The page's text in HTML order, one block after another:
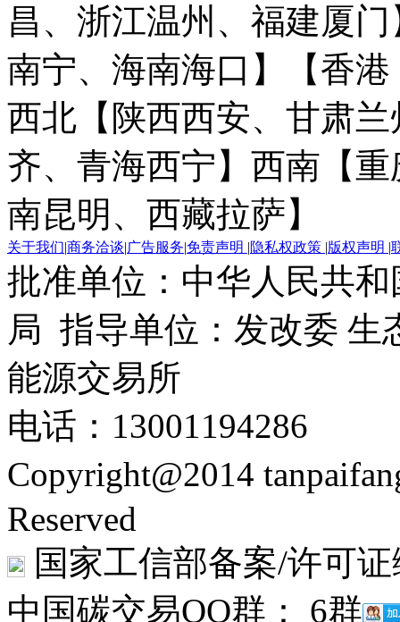
昌、浙江温州、福建厦门
南宁、海南海口】
【香
西北【陕西西安、甘肃
齐、青海西宁】 西南【
南昆明、西藏拉萨】
关于我们|商务洽谈|广告服务|免责声明 |隐私权政策 |版权声明 |
批准单位：中华人民共
局 指导单位：发改委 生
能源交易所
电话：13001194286
Copyright@2014
Reserved
国家工信部备案/许可
中国碳交易QQ群： 6群